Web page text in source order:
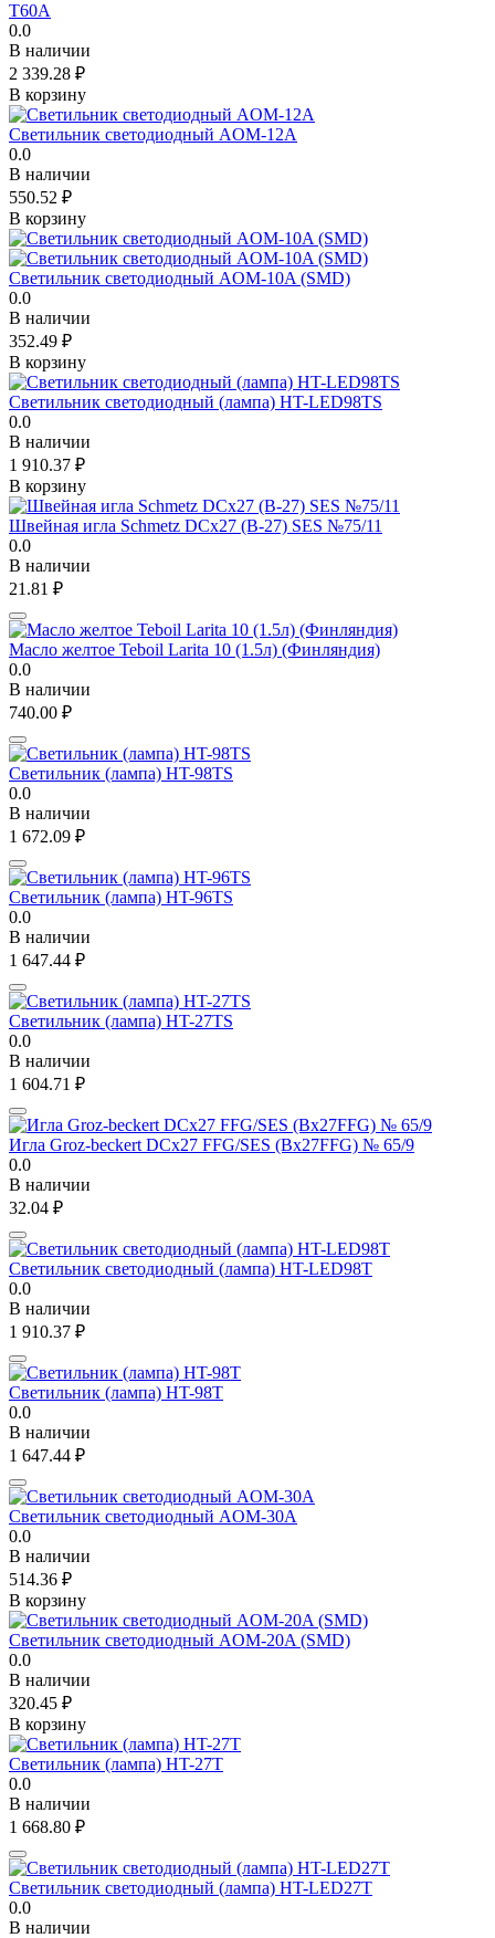
T60A
0.0
В наличии
2 339.28 ₽
В корзину
Светильник светодиодный AOM-12A
0.0
В наличии
550.52 ₽
В корзину
Светильник светодиодный AOM-10A (SMD)
0.0
В наличии
352.49 ₽
В корзину
Светильник светодиодный (лампа) HT-LED98TS
0.0
В наличии
1 910.37 ₽
В корзину
Швейная игла Schmetz DCx27 (B-27) SES №75/11
0.0
В наличии
21.81 ₽
Масло желтое Teboil Larita 10 (1.5л) (Финляндия)
0.0
В наличии
740.00 ₽
Светильник (лампа) HT-98TS
0.0
В наличии
1 672.09 ₽
Светильник (лампа) HT-96TS
0.0
В наличии
1 647.44 ₽
Светильник (лампа) HT-27TS
0.0
В наличии
1 604.71 ₽
Игла Groz-beckert DCx27 FFG/SES (Bx27FFG) № 65/9
0.0
В наличии
32.04 ₽
Светильник светодиодный (лампа) HT-LED98T
0.0
В наличии
1 910.37 ₽
Светильник (лампа) HT-98T
0.0
В наличии
1 647.44 ₽
Светильник светодиодный AOM-30A
0.0
В наличии
514.36 ₽
В корзину
Светильник светодиодный AOM-20A (SMD)
0.0
В наличии
320.45 ₽
В корзину
Светильник (лампа) HT-27T
0.0
В наличии
1 668.80 ₽
Светильник светодиодный (лампа) HT-LED27T
0.0
В наличии